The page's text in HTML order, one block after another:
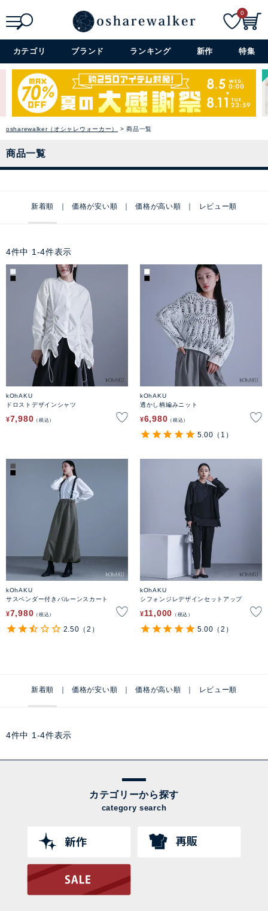
詳細検索+
0
カテゴリ ブランド ランキング 新作 特集
osharewalker（オシャレウォーカー） 商品一覧
商品一覧
新着順 価格が安い順 価格が高い順 レビュー順
4件中 1 -4件表示
kOhAKU
ドロストデザインシャツ
¥7,980 税込
kOhAKU
透かし柄編みニット
¥6,980 税込
5.00 （1）
kOhAKU
サスペンダー付きバルーンスカート
¥7,980 税込
2.50 （2）
kOhAKU
シフォンジレデザインセットアップ
¥11,000 税込
5.00 （2）
新着順 価格が安い順 価格が高い順 レビュー順
4件中 1 -4件表示
カテゴリーから探す
category search